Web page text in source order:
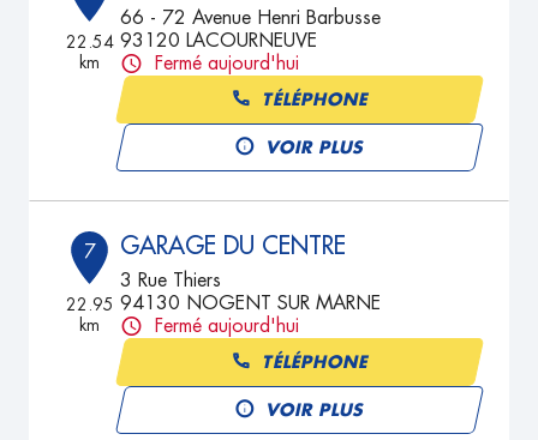
22.54
km
66 - 72 Avenue Henri Barbusse
93120 LACOURNEUVE
Fermé aujourd'hui
TÉLÉPHONE
VOIR PLUS
7
22.95
km
GARAGE DU CENTRE
3 Rue Thiers
94130 NOGENT SUR MARNE
Fermé aujourd'hui
TÉLÉPHONE
VOIR PLUS